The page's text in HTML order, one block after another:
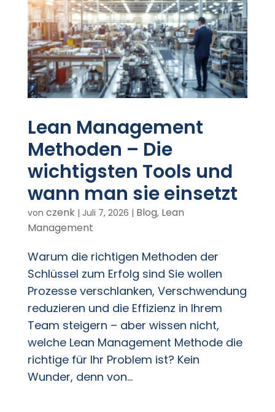
Lean Management
Methoden – Die
wichtigsten Tools und
wann man sie einsetzt
von czenk| Juli 7, 2026 | Blog, Lean
Management
Warum die richtigen Methoden der
Schlüssel zum Erfolg sind Sie wollen
Prozesse verschlanken, Verschwendung
reduzieren und die Effizienz in Ihrem
Team steigern – aber wissen nicht,
welche Lean Management Methode die
richtige für Ihr Problem ist? Kein
Wunder, denn von...